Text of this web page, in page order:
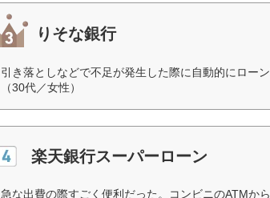
りそな銀行
引き落としなどで不足が発生した際に自動的にロー
（30代／女性）
楽天銀行スーパーローン
急な出費の際すごく便利だった。コンビニのATMか